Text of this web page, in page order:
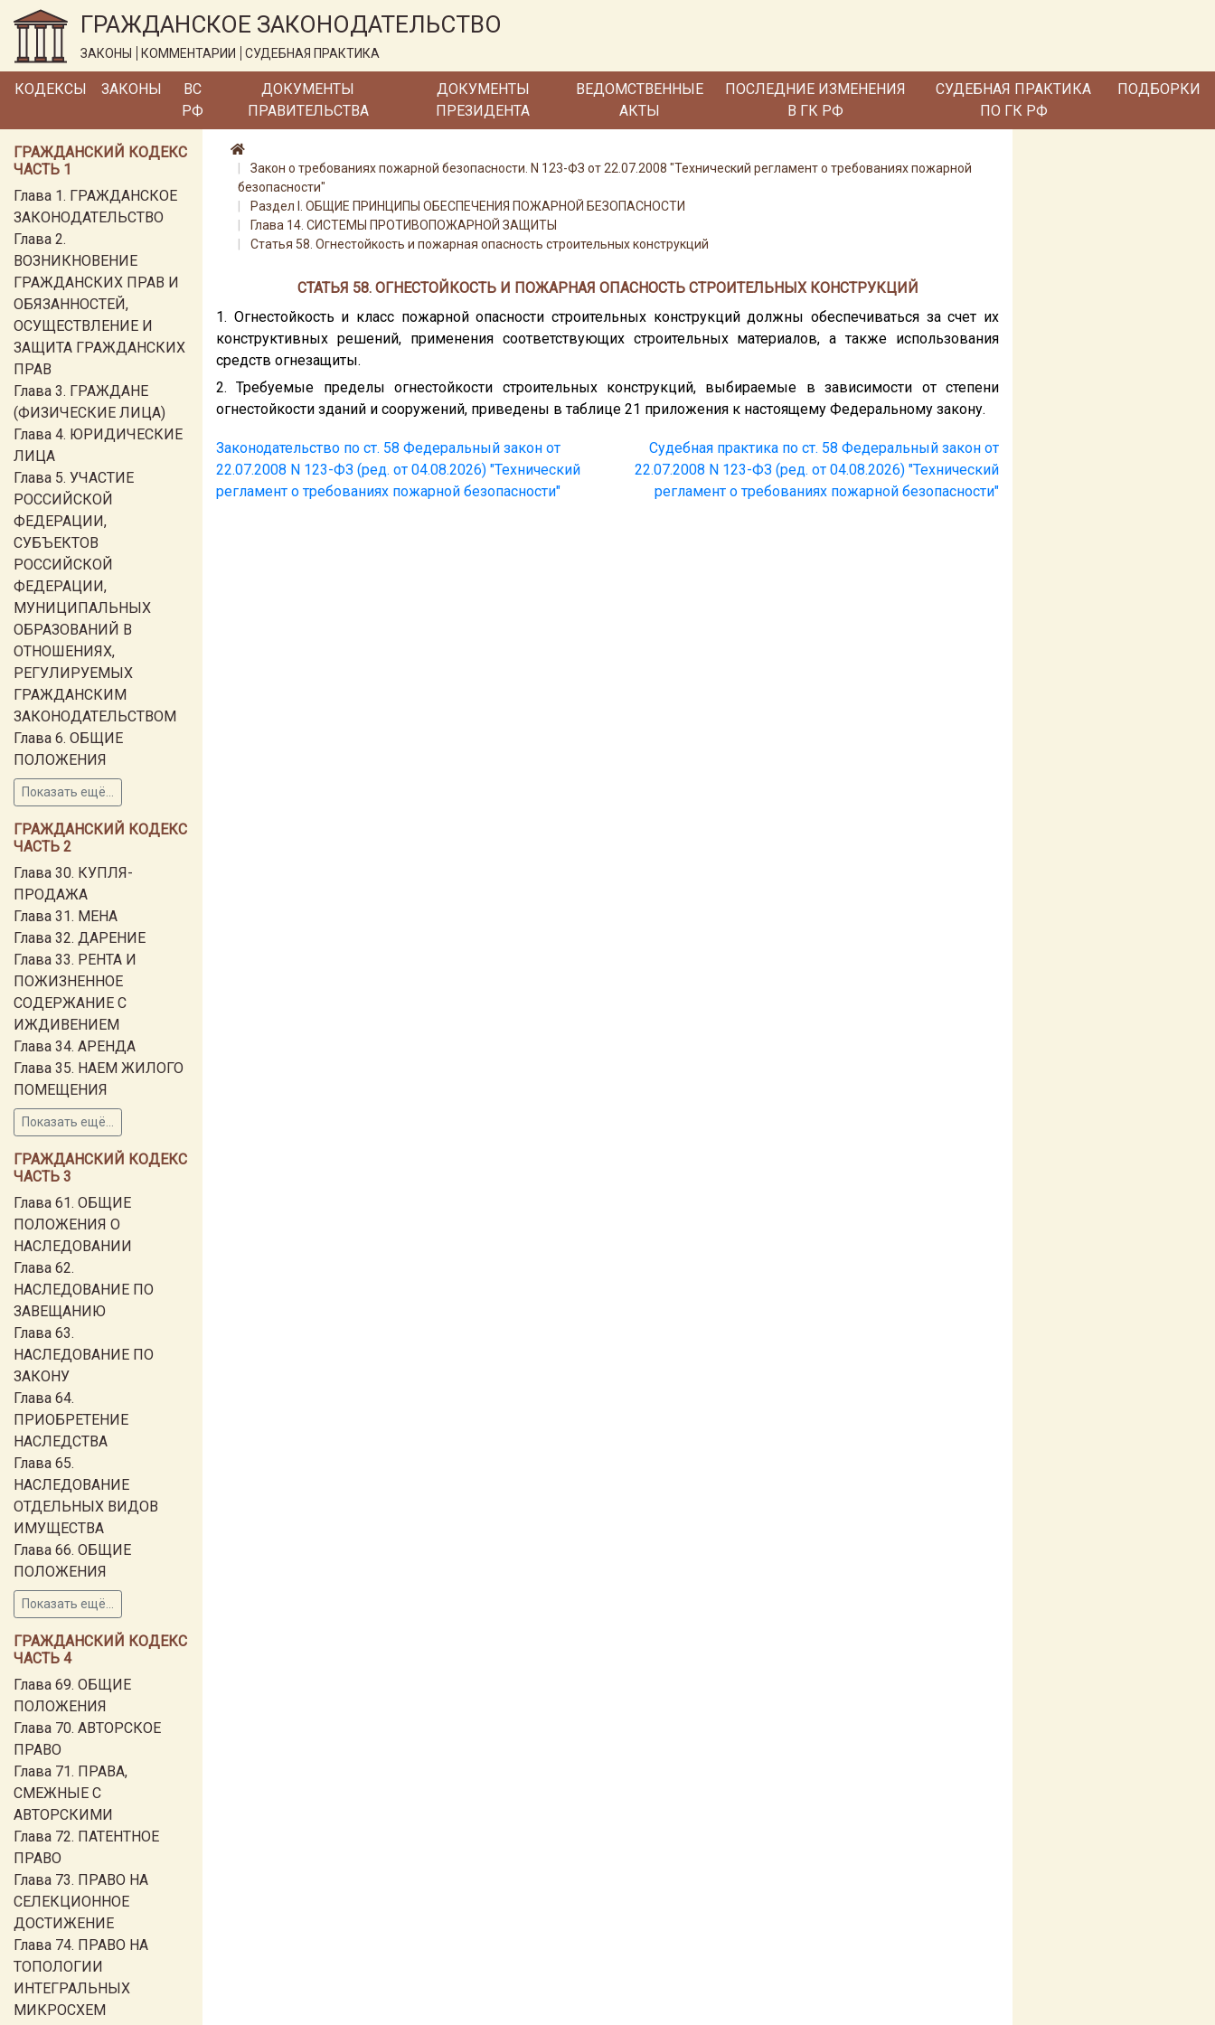
ГРАЖДАНСКОЕ ЗАКОНОДАТЕЛЬСТВО
ЗАКОНЫ КОММЕНТАРИИ СУДЕБНАЯ ПРАКТИКА
КОДЕКСЫ ЗАКОНЫ
ВС
РФ
ДОКУМЕНТЫ
ПРАВИТЕЛЬСТВА
ДОКУМЕНТЫ
ПРЕЗИДЕНТА
ВЕДОМСТВЕННЫЕ
АКТЫ
ПОСЛЕДНИЕ ИЗМЕНЕНИЯ
В ГК РФ
СУДЕБНАЯ ПРАКТИКА
ПО ГК РФ
ПОДБОРКИ
ГРАЖДАНСКИЙ КОДЕКС
ЧАСТЬ 1
Глава 1. ГРАЖДАНСКОЕ
ЗАКОНОДАТЕЛЬСТВО
Глава 2.
ВОЗНИКНОВЕНИЕ
ГРАЖДАНСКИХ ПРАВ И
ОБЯЗАННОСТЕЙ,
ОСУЩЕСТВЛЕНИЕ И
ЗАЩИТА ГРАЖДАНСКИХ
ПРАВ
Глава 3. ГРАЖДАНЕ
(ФИЗИЧЕСКИЕ ЛИЦА)
Глава 4. ЮРИДИЧЕСКИЕ
ЛИЦА
Глава 5. УЧАСТИЕ
РОССИЙСКОЙ
ФЕДЕРАЦИИ,
СУБЪЕКТОВ
РОССИЙСКОЙ
ФЕДЕРАЦИИ,
МУНИЦИПАЛЬНЫХ
ОБРАЗОВАНИЙ В
ОТНОШЕНИЯХ,
РЕГУЛИРУЕМЫХ
ГРАЖДАНСКИМ
ЗАКОНОДАТЕЛЬСТВОМ
Глава 6. ОБЩИЕ
ПОЛОЖЕНИЯ
Показать ещё...
ГРАЖДАНСКИЙ КОДЕКС
ЧАСТЬ 2
Глава 30. КУПЛЯ-
ПРОДАЖА
Глава 31. МЕНА
Глава 32. ДАРЕНИЕ
Глава 33. РЕНТА И
ПОЖИЗНЕННОЕ
СОДЕРЖАНИЕ С
ИЖДИВЕНИЕМ
Глава 34. АРЕНДА
Глава 35. НАЕМ ЖИЛОГО
ПОМЕЩЕНИЯ
Показать ещё...
ГРАЖДАНСКИЙ КОДЕКС
ЧАСТЬ 3
Глава 61. ОБЩИЕ
ПОЛОЖЕНИЯ О
НАСЛЕДОВАНИИ
Глава 62.
НАСЛЕДОВАНИЕ ПО
ЗАВЕЩАНИЮ
Глава 63.
НАСЛЕДОВАНИЕ ПО
ЗАКОНУ
Глава 64.
ПРИОБРЕТЕНИЕ
НАСЛЕДСТВА
Глава 65.
НАСЛЕДОВАНИЕ
ОТДЕЛЬНЫХ ВИДОВ
ИМУЩЕСТВА
Глава 66. ОБЩИЕ
ПОЛОЖЕНИЯ
Показать ещё...
ГРАЖДАНСКИЙ КОДЕКС
ЧАСТЬ 4
Глава 69. ОБЩИЕ
ПОЛОЖЕНИЯ
Глава 70. АВТОРСКОЕ
ПРАВО
Глава 71. ПРАВА,
СМЕЖНЫЕ С
АВТОРСКИМИ
Глава 72. ПАТЕНТНОЕ
ПРАВО
Глава 73. ПРАВО НА
СЕЛЕКЦИОННОЕ
ДОСТИЖЕНИЕ
Глава 74. ПРАВО НА
ТОПОЛОГИИ
ИНТЕГРАЛЬНЫХ
МИКРОСХЕМ
Закон о требованиях пожарной безопасности. N 123-ФЗ от 22.07.2008 "Технический регламент о требованиях пожарной
безопасности"
Раздел I. ОБЩИЕ ПРИНЦИПЫ ОБЕСПЕЧЕНИЯ ПОЖАРНОЙ БЕЗОПАСНОСТИ
Глава 14. СИСТЕМЫ ПРОТИВОПОЖАРНОЙ ЗАЩИТЫ
Статья 58. Огнестойкость и пожарная опасность строительных конструкций
СТАТЬЯ 58. ОГНЕСТОЙКОСТЬ И ПОЖАРНАЯ ОПАСНОСТЬ СТРОИТЕЛЬНЫХ КОНСТРУКЦИЙ
1. Огнестойкость и класс пожарной опасности строительных конструкций должны обеспечиваться за счет их
конструктивных решений, применения соответствующих строительных материалов, а также использования
средств огнезащиты.
2. Требуемые пределы огнестойкости строительных конструкций, выбираемые в зависимости от степени
огнестойкости зданий и сооружений, приведены в таблице 21 приложения к настоящему Федеральному закону.
Законодательство по ст. 58 Федеральный закон от
22.07.2008 N 123-ФЗ (ред. от 04.08.2026) "Технический
регламент о требованиях пожарной безопасности"
Судебная практика по ст. 58 Федеральный закон от
22.07.2008 N 123-ФЗ (ред. от 04.08.2026) "Технический
регламент о требованиях пожарной безопасности"